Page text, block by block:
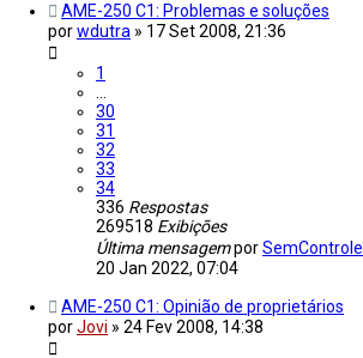
AME-250 C1: Problemas e soluções
porwdutra » 17 Set 2008, 21:36
1
…
30
31
32
33
34
336 Respostas
269518 Exibições
Última mensagemporSemControle
20 Jan 2022, 07:04
AME-250 C1: Opinião de proprietários
porJovi » 24 Fev 2008, 14:38